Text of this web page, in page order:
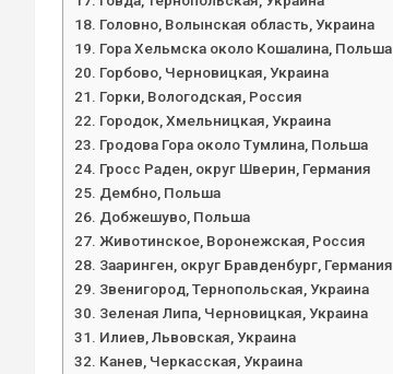
Головно, Волынская область, Украина
Гора Хельмска около Кошалина, Польша
Горбово, Черновицкая, Украина
Горки, Вологодская, Россия
Городок, Хмельницкая, Украина
Гродова Гора около Тумлина, Польша
Гросс Раден, округ Шверин, Германия
Дембно, Польша
Добжешуво, Польша
Животинское, Воронежская, Россия
Зааринген, округ Бравденбург, Германия
Звенигород, Тернопольская, Украина
Зеленая Липа, Черновицкая, Украина
Илиев, Львовская, Украина
Канев, Черкасская, Украина